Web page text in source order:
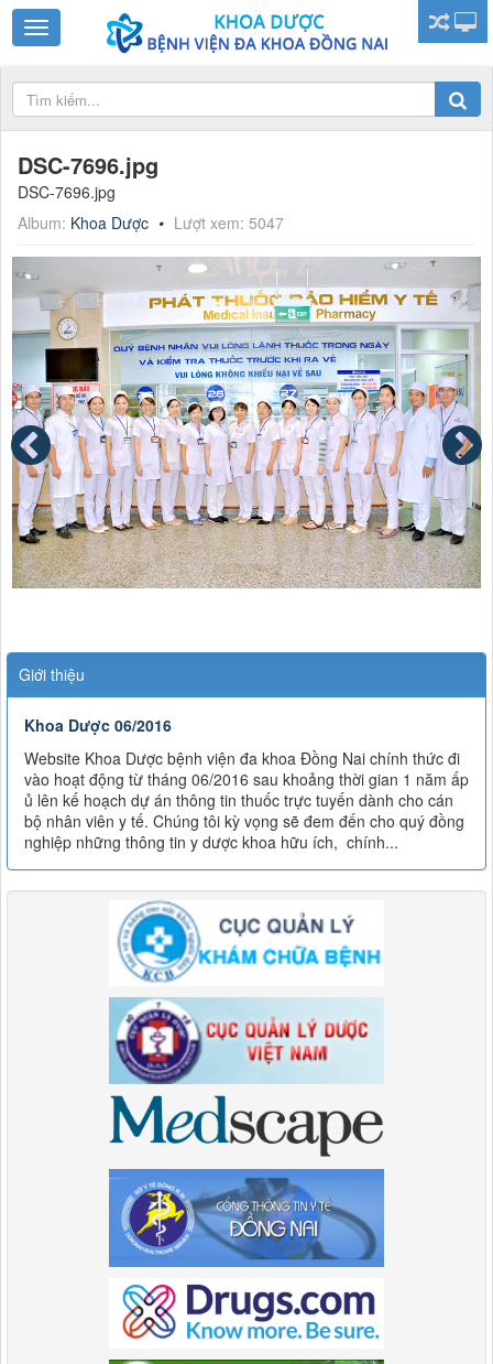
DSC-7696.jpg
DSC-7696.jpg
Album: Khoa Dược Lượt xem: 5047
Giới thiệu
Khoa Dược 06/2016
Website Khoa Dược bệnh viện đa khoa Đồng Nai chính thức đi
vào hoạt động từ tháng 06/2016 sau khoảng thời gian 1 năm ấp
ủ lên kế hoạch dự án thông tin thuốc trực tuyến dành cho cán
bộ nhân viên y tế. Chúng tôi kỳ vọng sẽ đem đến cho quý đồng
nghiệp những thông tin y dược khoa hữu ích, chính...